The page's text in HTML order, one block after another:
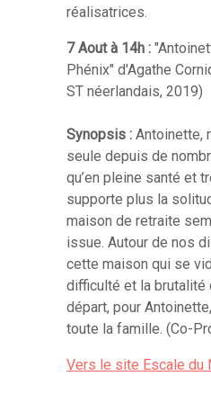
réalisatrices.
7 Aout à 14h :
Phénix" d'Agathe
ST néerlandais, 2019)
Synopsis : Antoinette,
seule depuis de
qu’en pleine santé et
supporte plus la
maison de retraite
issue. Autour de nos
cette maison qui se
difficulté et la brutalité
départ, pour
toute la famille. (Co-
Vers le site Escale du